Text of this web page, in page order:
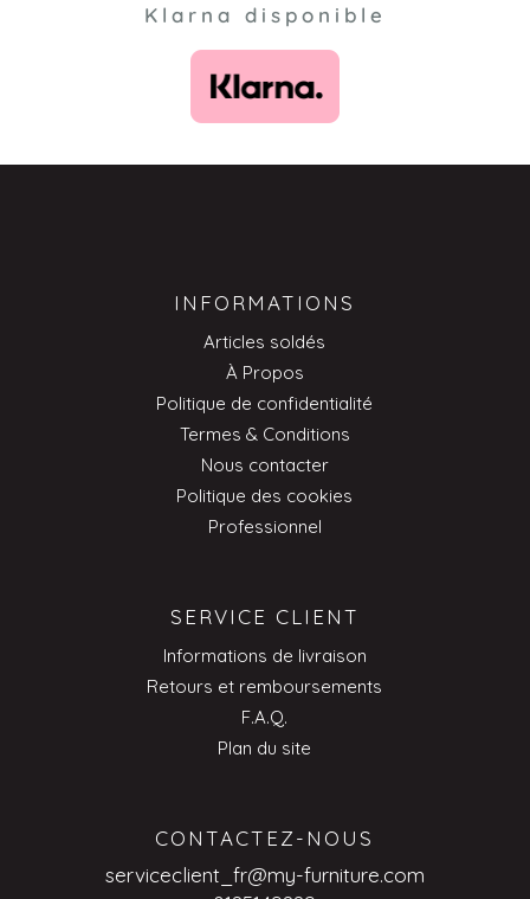
Klarna disponible
INFORMATIONS
Articles soldés
À Propos
Politique de confidentialité
Termes & Conditions
Nous contacter
Politique des cookies
Professionnel
SERVICE CLIENT
Informations de livraison
Retours et remboursements
F.A.Q.
Plan du site
CONTACTEZ-NOUS
serviceclient_fr@my-furniture.com